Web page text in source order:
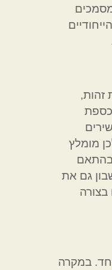
זהות,
כספת
מומלץ
בהתאם
גם את
במקרה